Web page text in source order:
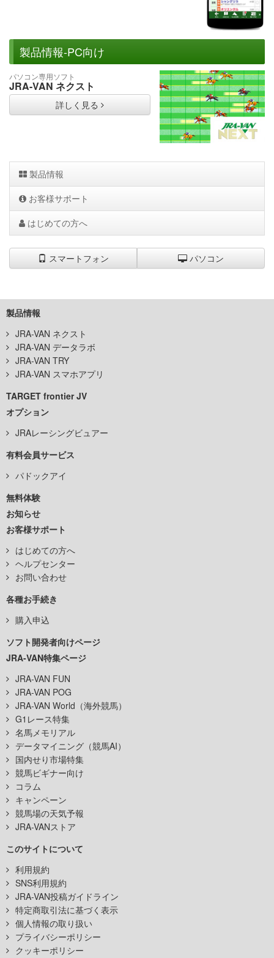
製品情報-PC向け
パソコン専用ソフト
JRA-VAN ネクスト
詳しく見る
製品情報
お客様サポート
はじめての方へ
スマートフォン パソコン
製品情報
JRA-VAN ネクスト
JRA-VAN データラボ
JRA-VAN TRY
JRA-VAN スマホアプリ
TARGET frontier JV
オプション
JRAレーシングビュアー
有料会員サービス
パドックアイ
無料体験
お知らせ
お客様サポート
はじめての方へ
ヘルプセンター
お問い合わせ
各種お手続き
購入申込
ソフト開発者向けページ
JRA-VAN特集ページ
JRA-VAN FUN
JRA-VAN POG
JRA-VAN World（海外競馬）
G1レース特集
名馬メモリアル
データマイニング（競馬AI）
国内せり市場特集
競馬ビギナー向け
コラム
キャンペーン
競馬場の天気予報
JRA-VANストア
このサイトについて
利用規約
SNS利用規約
JRA-VAN投稿ガイドライン
特定商取引法に基づく表示
個人情報の取り扱い
プライバシーポリシー
クッキーポリシー